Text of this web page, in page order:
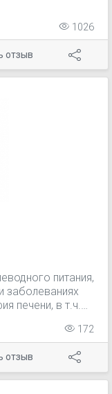
жидкостей).
1026
отзыв
питания,
заболеваниях
печени, в т.ч.
коллапс,
и
172
отзыв